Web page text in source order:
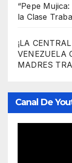
“Pepe
la Clase
¡LA
VENEZUELA
MADRES
Canal De